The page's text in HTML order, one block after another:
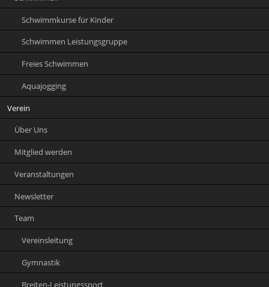
Schwimmkurse für Kinder
Schwimmen Leistungsgruppe
Freies Schwimmen
Aquajogging
Verein
Über Uns
Mitglied werden
Veranstaltungen
Newsletter
Team
Vereinsleitung
Gymnastik
Breiten-Leistungssport